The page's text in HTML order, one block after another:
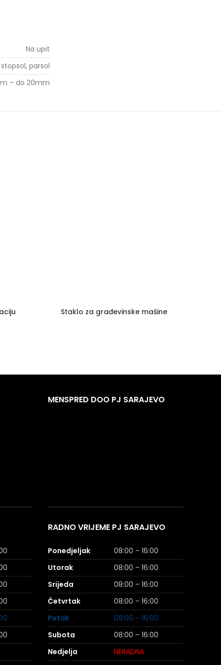
Na upit
parsol
– do 20mm
Staklo za građevinske mašine
MENSPRED DOO PJ SARAJEVO
RADNO VRIJEME PJ SARAJEVO
Ponedjeljak
08:00 – 16:00
Utorak
08:00 – 16:00
Srijeda
08:00 – 16:00
Četvrtak
08:00 – 16:00
Petak
08:00 – 16:00
Subota
08:00 – 16:00
Nedjelja
NERADNA